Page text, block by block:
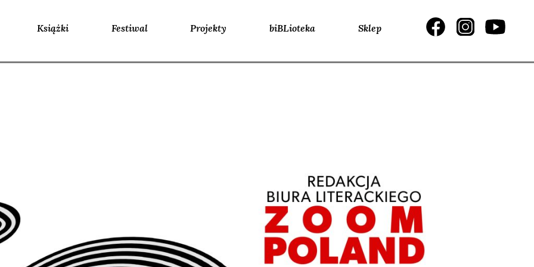
Książki Festiwal Projekty biBLioteka Sklep